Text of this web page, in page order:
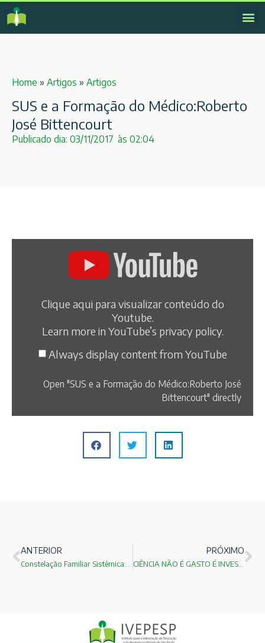
Home » Artigos » Artigos
SUS e a Formação do Médico:Roberto
José Bittencourt
Publicado dia: 03/11/2017 às 02:04
Clique aqui para visualizar conteúdo do
Youtube.
Learn more in YouTube’s privacy policy.
Always display content from YouTube
Open "SUS e a Formação do Médico:Roberto José
Bittencourt" directly
ANTERIOR PRÓXIMO
CIÊNCIA NÃO É GASTO É INVESTIMENTO!